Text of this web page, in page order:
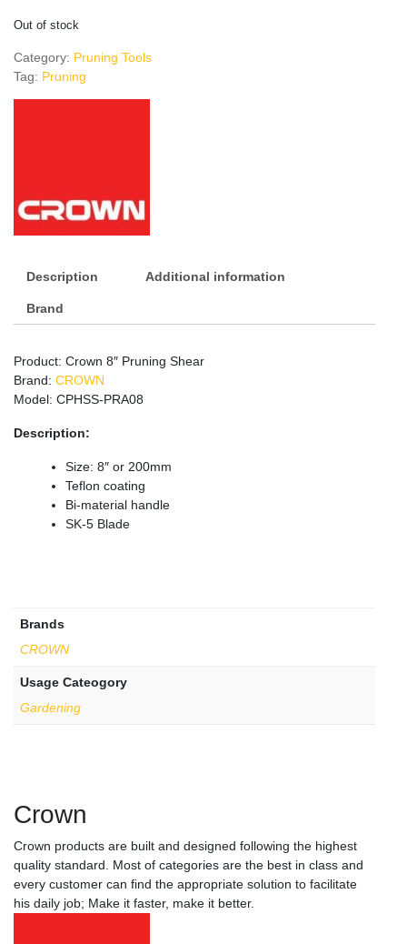
Out of stock
Category: Pruning Tools
Tag: Pruning
Description Additional information
Brand
Product: Crown 8″ Pruning Shear
Brand: CROWN
Model: CPHSS-PRA08
Description:
Size: 8″ or 200mm
Teflon coating
Bi-material handle
SK-5 Blade
Brands
CROWN
Usage Cateogory
Gardening
Crown
Crown products are built and designed following the highest
quality standard. Most of categories are the best in class and
every customer can find the appropriate solution to facilitate
his daily job; Make it faster, make it better.